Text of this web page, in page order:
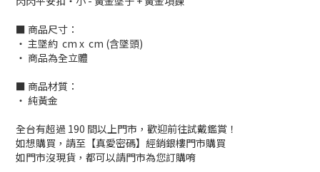
■ 商品尺寸：
‧ 主墜約 cm x cm (含墜頭)
‧ 商品為全立體
■ 商品材質：
‧ 純黃金
全台有超過 190 間以上門市，歡迎前往試戴鑑賞！
如想購買，請至【真愛密碼】經銷銀樓門市購買
如門市沒現貨，都可以請門市為您訂購唷